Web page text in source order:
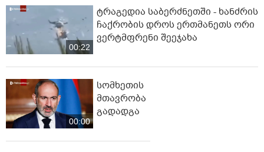
00:22
ტრაგედია საბერძნეთში - ხანძრის
ჩაქრობის დროს ერთმანეთს ორი
ვერტმფრენი შეეჯახა
00:00
სომხეთის
მთავრობა
გადადგა